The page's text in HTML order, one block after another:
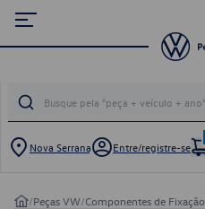
Nova Serrana Entre/registre-se
/Peças VW/Componentes de Fixação